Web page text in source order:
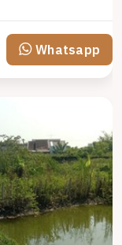
Whatsapp